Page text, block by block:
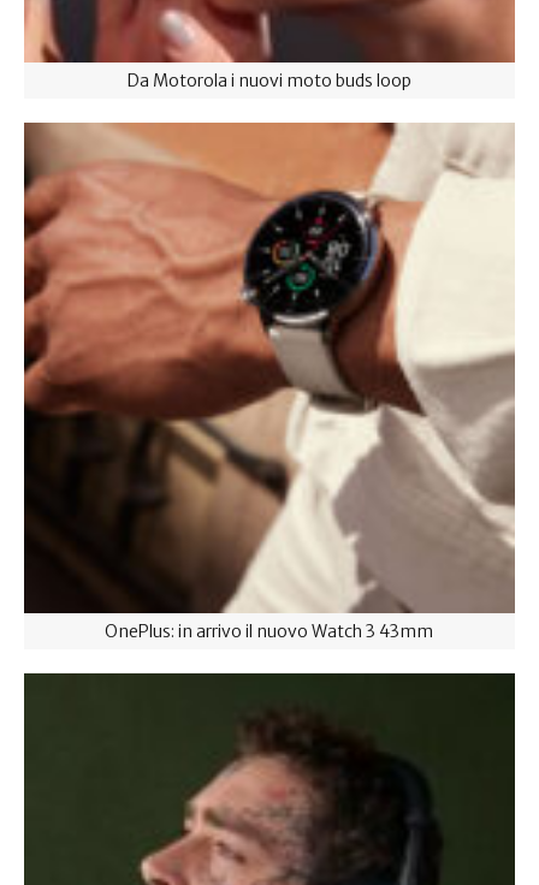
Da Motorola i nuovi moto buds loop
OnePlus: in arrivo il nuovo Watch 3 43mm